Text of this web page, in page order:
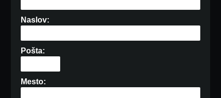
Naslov:
Pošta:
Mesto: